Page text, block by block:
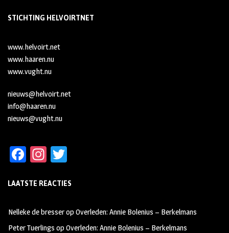
STICHTING HELVOIRTNET
www.helvoirt.net
www.haaren.nu
www.vught.nu
nieuws@helvoirt.net
info@haaren.nu
nieuws@vught.nu
Fa
b
oo
k
In
ag
m
tt
LAATSTE REACTIES
Nelleke de bresseropOverleden: Annie Bolenius – Berkelmans
Peter Tuerlings opOverleden: Annie Bolenius – Berkelmans